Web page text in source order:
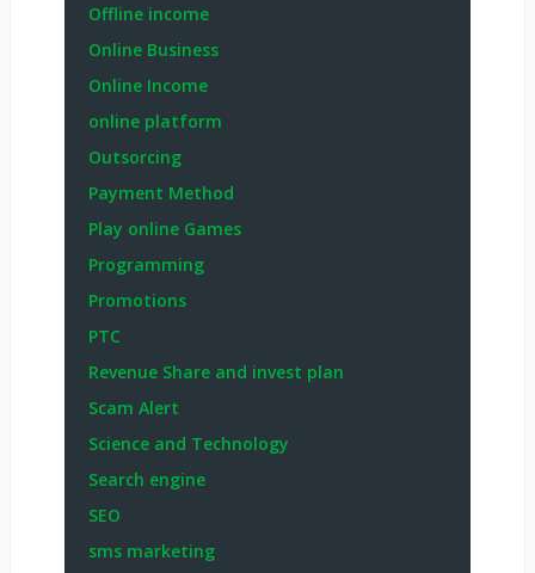
Offline income
Online Business
Online Income
online platform
Outsorcing
Payment Method
Play online Games
Programming
Promotions
PTC
Revenue Share and invest plan
Scam Alert
Science and Technology
Search engine
SEO
sms marketing